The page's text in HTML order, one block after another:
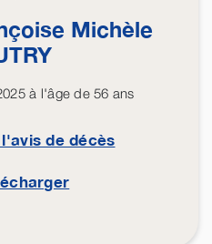
Michèle
à l'âge de 56 ans
de décès